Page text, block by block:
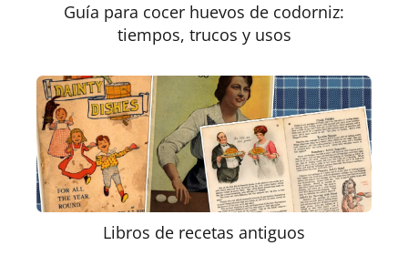
Guía para cocer huevos de codorniz:
tiempos, trucos y usos
Libros de recetas antiguos